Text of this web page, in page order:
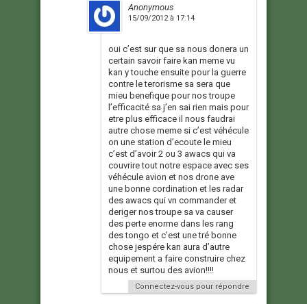
Anonymous
15/09/2012 à 17:14
oui c’est sur que sa nous donera un
certain savoir faire kan meme vu
kan y touche ensuite pour la guerre
contre le terorisme sa sera que
mieu benefique pour nos troupe
l’efficacité sa j’en sai rien mais pour
etre plus efficace il nous faudrai
autre chose meme si c’est véhécule
on une station d’ecoute le mieu
c’est d’avoir 2 ou 3 awacs qui va
couvrire tout notre espace avec ses
véhécule avion et nos drone ave
une bonne cordination et les radar
des awacs qui vn commander et
deriger nos troupe sa va causer
des perte enorme dans les rang
des tongo et c’est une tré bonne
chose jespére kan aura d’autre
equipement a faire construire chez
nous et surtou des avion!!!!
Connectez-vous pour répondre